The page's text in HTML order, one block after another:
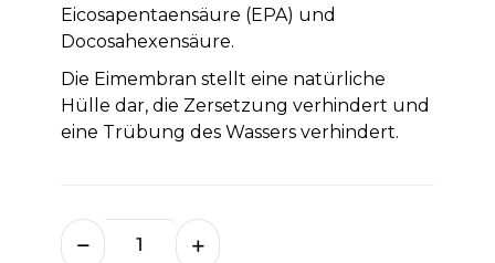
Eicosapentaensäure (EPA) und
Docosahexensäure.
Die Eimembran stellt eine natürliche
Hülle dar, die Zersetzung verhindert und
eine Trübung des Wassers verhindert.